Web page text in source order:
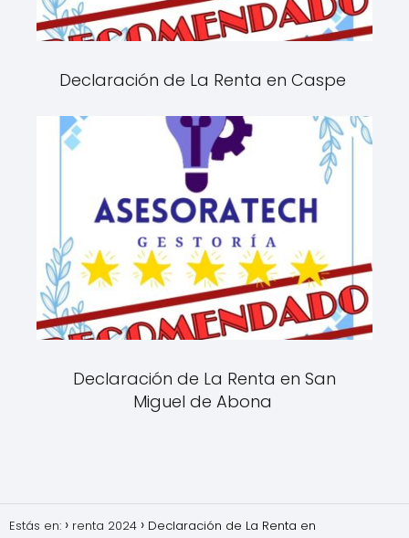
Declaración de La Renta en Caspe
Declaración de La Renta en San
Miguel de Abona
Estás en: renta 2024 Declaración de La Renta en